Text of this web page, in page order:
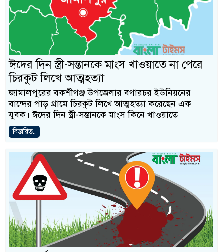
ঈদের দিন স্ত্রী-সন্তানকে মাংস খাওয়াতে না পেরে
চিরকুট লিখে আত্মহত্যা
জামালপুরের বকশীগঞ্জ উপজেলার বগারচর ইউনিয়নের
বান্দের পাড় গ্রামে চিরকুট লিখে আত্মহত্যা করেছেন এক
যুবক। ঈদের দিন স্ত্রী-সন্তানকে মাংস কিনে খাওয়াতে
বিস্তারিত..